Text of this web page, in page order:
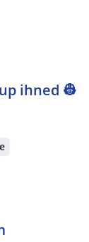
ihned 👷